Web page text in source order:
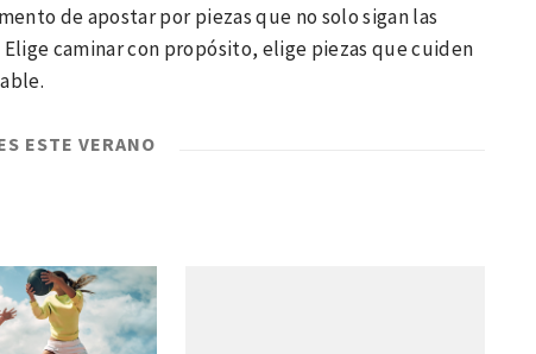
de apostar por piezas que no solo sigan las
caminar con propósito, elige piezas que cuiden
ESTE VERANO